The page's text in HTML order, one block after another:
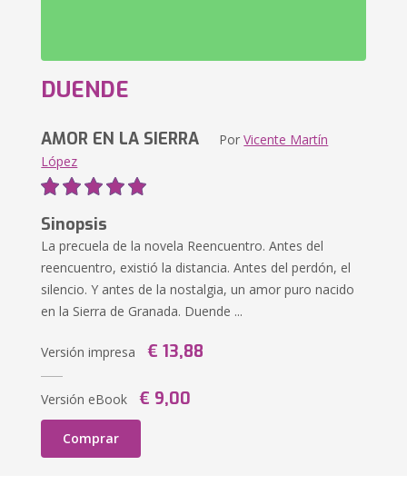
DUENDE
AMOR EN LA SIERRA PorVicente Martín
López
Sinopsis
La precuela de la novela Reencuentro. Antes del
reencuentro, existió la distancia. Antes del perdón, el
silencio. Y antes de la nostalgia, un amor puro nacido
en la Sierra de Granada. Duende ...
Versión impresa € 13,88
Versión eBook € 9,00
Comprar